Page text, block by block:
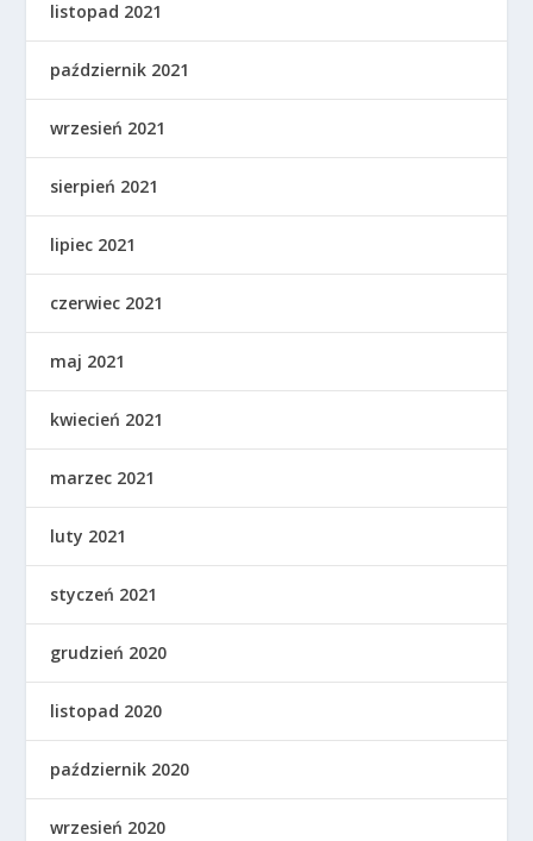
listopad 2021
październik 2021
wrzesień 2021
sierpień 2021
lipiec 2021
czerwiec 2021
maj 2021
kwiecień 2021
marzec 2021
luty 2021
styczeń 2021
grudzień 2020
listopad 2020
październik 2020
wrzesień 2020